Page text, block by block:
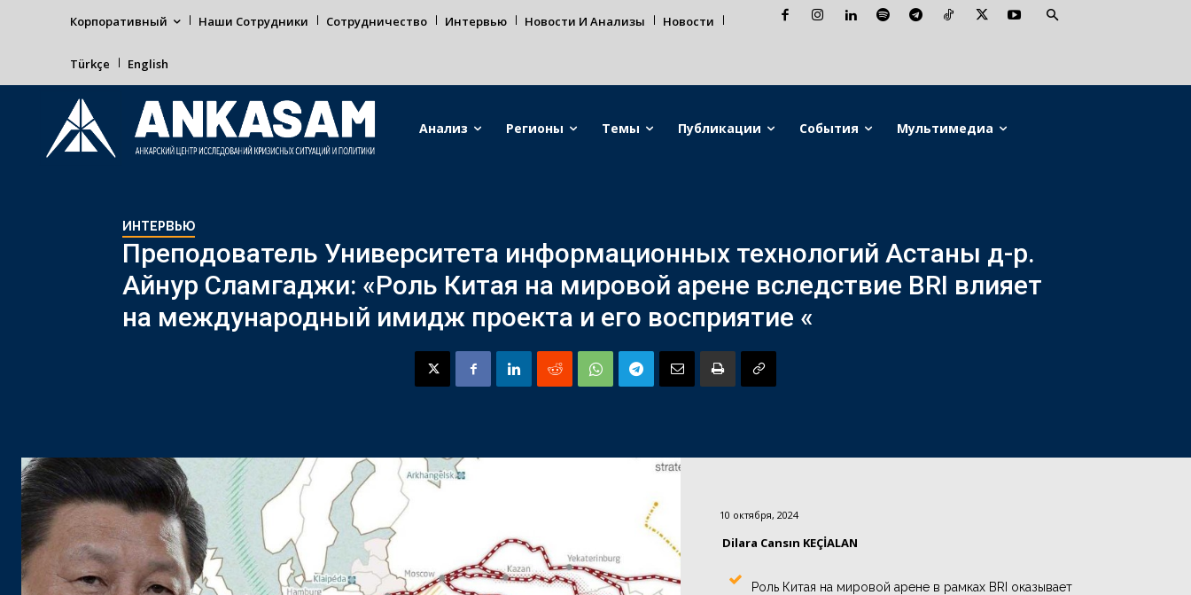
Корпоративный Наши Сотрудники Сотрудничество Интервью Новости И Анализы Новости
Türkçe English
Анализ Регионы Темы Публикации События Мультимедиа
ИНТЕРВЬЮ
Преподователь Университета информационных технологий Астаны д-р.
Айнур Сламгаджи: «Роль Китая на мировой арене вследствие BRI влияет
на международный имидж проекта и его восприятие «
10 октября, 2024
Dilara Cansın KEÇİALAN
Роль Китая на мировой арене в рамках BRI оказывает